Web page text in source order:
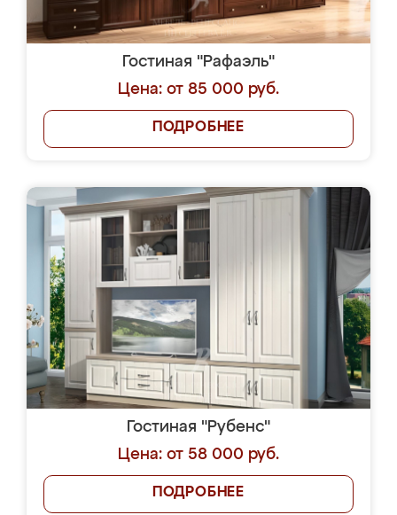
Гостиная "Рафаэль"
Цена: от 85 000 руб.
ПОДРОБНЕЕ
Гостиная "Рубенс"
Цена: от 58 000 руб.
ПОДРОБНЕЕ